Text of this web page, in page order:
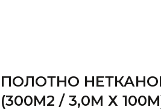
ПОЛОТНО
(300М2 / 3,0М Х